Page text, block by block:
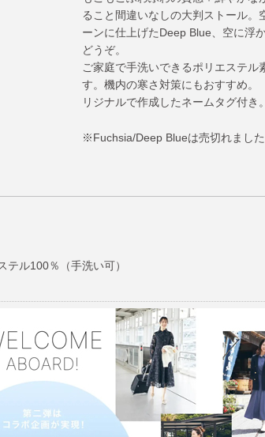
ること間違いなしの大判ストール。
ーンに仕上げたDeep Blue、空に浮
どうぞ。
ご家庭で手洗いできるポリエステ
す。機内の寒さ対策にもおすすめ
リジナルで作成したネームタグ付き。
※Fuchsia/Deep Blueは売切れました
ル100％（手洗い可）